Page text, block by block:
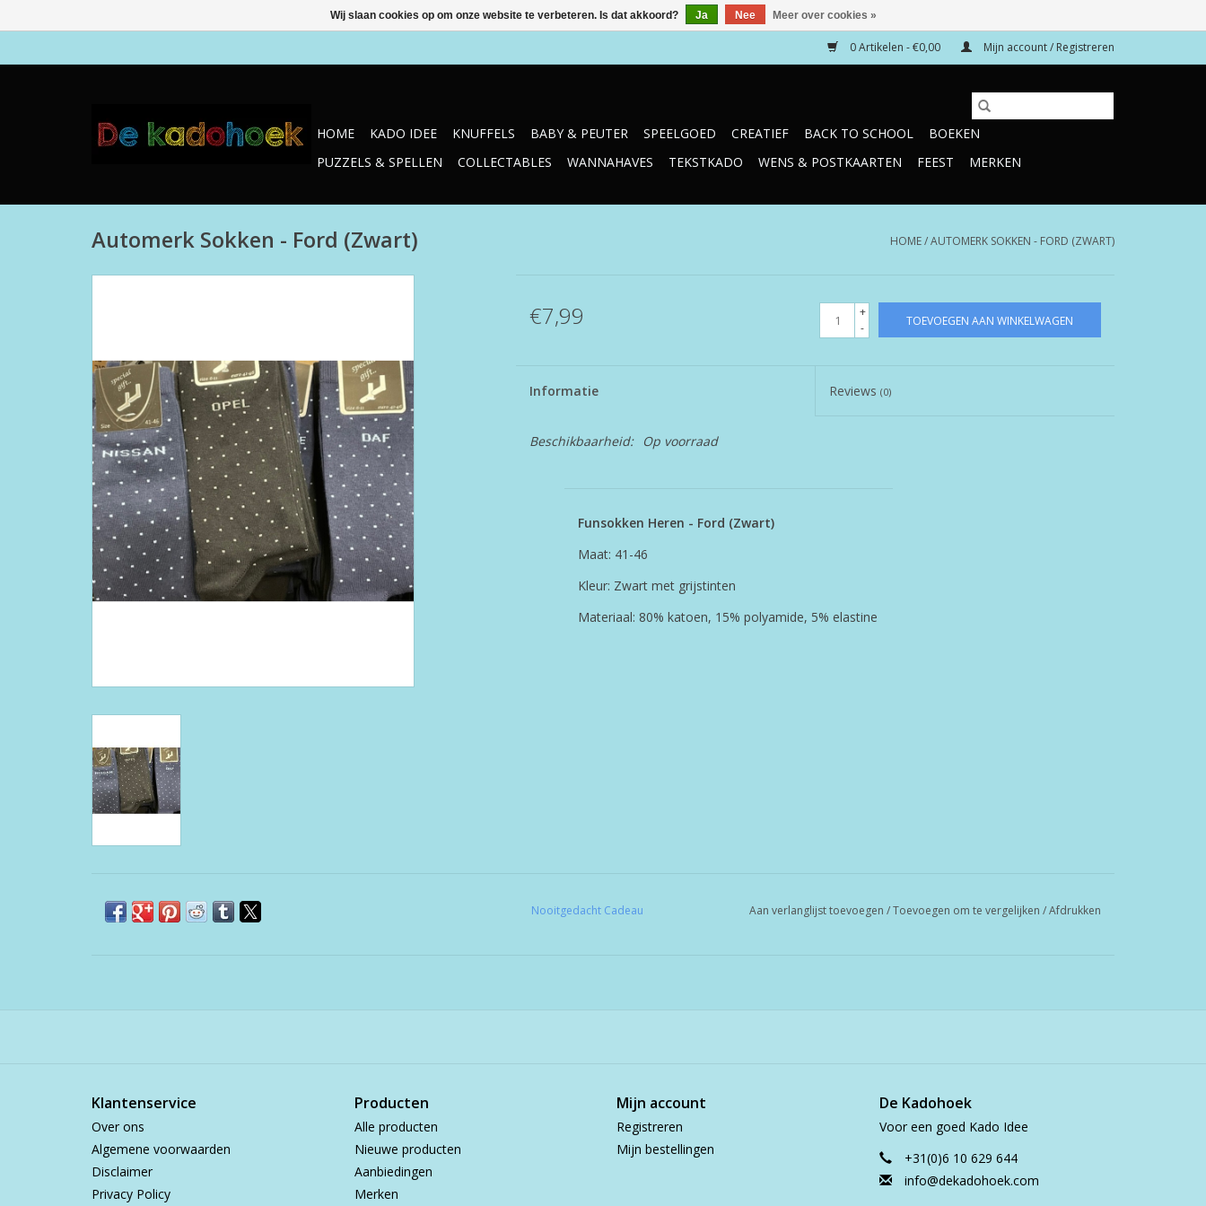
0 Artikelen - €0,00 Mijn account / Registreren
HOME KADO IDEE KNUFFELS BABY & PEUTER SPEELGOED CREATIEF BACK TO SCHOOL
BOEKEN
PUZZELS & SPELLEN
COLLECTABLES WANNAHAVES TEKSTKADO WENS & POSTKAARTEN FEEST MERKEN
Automerk Sokken - Ford (Zwart) HOME/AUTOMERK SOKKEN - FORD (ZWART)
€7,99
+
-
TOEVOEGEN AAN WINKELWAGEN
Informatie Reviews(0)
Beschikbaarheid: Op voorraad
Funsokken Heren - Ford (Zwart)
Maat: 41-46
Kleur: Zwart met grijstinten
Materiaal: 80% katoen, 15% polyamide, 5% elastine
Nooitgedacht Cadeau Aan verlanglijst toevoegen /Toevoegen om te vergelijken /Afdrukken
Klantenservice
Over ons
Algemene voorwaarden
Disclaimer
Privacy Policy
Producten
Alle producten
Nieuwe producten
Aanbiedingen
Merken
Mijn account
Registreren
Mijn bestellingen
De Kadohoek
Voor een goed Kado Idee
+31(0)6 10 629 644
info@dekadohoek.com
Wij slaan cookies op om onze website te verbeteren. Is dat akkoord? Ja Nee Meer over cookies »